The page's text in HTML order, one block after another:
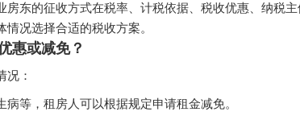
东的征收方式在税率、计税依据、税收优惠、纳税
况选择合适的税收方案。
惠或减免？
况：
病等，租房人可以根据规定申请租金减免。